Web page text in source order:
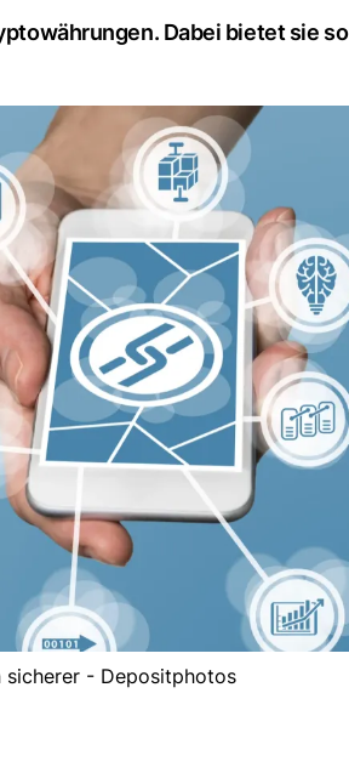
Dabei bietet sie
sicherer - Depositphotos